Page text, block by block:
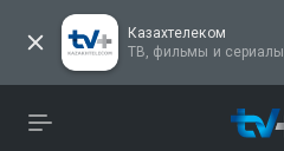
Казахтелеком
ТВ, фильмы и сериалы